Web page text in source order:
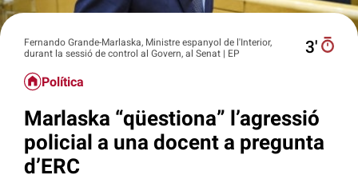
Fernando Grande-Marlaska, Ministre espanyol de l'Interior,
durant la sessió de control al Govern, al Senat | EP
3′
Política
Marlaska “qüestiona” l’agressió
policial a una docent a pregunta
d’ERC